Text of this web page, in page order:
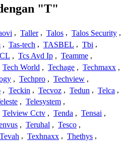
"T"
, Taller , Talos , Talos Security ,
, Tas-tech , TASBEL , Tbi ,
, Tcs Avd Ip , Teamme ,
Tech World , Techage , Techmaxx ,
, Techpro , Techview ,
, Teckin , Tecvoz , Tedun , Telca ,
, Telesystem ,
Telview Cctv , Tenda , Tensai ,
, Teruhal , Tesco ,
Tevah , Texhnaxx , Thethys ,